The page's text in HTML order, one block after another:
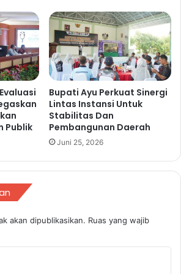
Publik
Bupati Ayu Perkuat Sinergi
Lintas Instansi Untuk
Stabilitas Dan
Pembangunan Daerah
Juni 25, 2026
akan dipublikasikan. Ruas yang wajib